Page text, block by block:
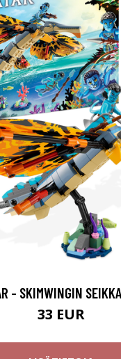
- SKIMWINGIN
33 EUR